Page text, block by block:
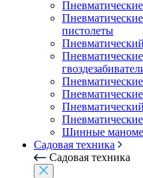
пистолеты
Шинные
Садовая техника
Садовая техника